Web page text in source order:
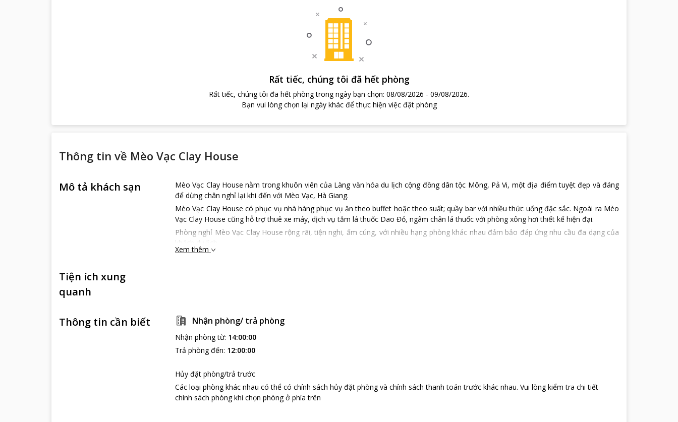
Rất tiếc, chúng tôi đã hết phòng
Rất tiếc, chúng tôi đã hết phòng trong ngày bạn chọn: 08/08/2026 - 09/08/2026.
Bạn vui lòng chọn lại ngày khác để thực hiện việc đặt phòng
Thông tin về Mèo Vạc Clay House
Mô tả khách sạn
Mèo Vạc Clay House nằm trong khuôn viên của Làng văn hóa du lịch cộng đồng dân tộc Mông, Pả Vi, một địa điểm tuyệt đẹp và đáng
để dừng chân nghỉ lại khi đến với Mèo Vạc, Hà Giang.
Mèo Vạc Clay House có phục vụ nhà hàng phục vụ ăn theo buffet hoặc theo suất; quầy bar với nhiều thức uống đặc sắc. Ngoài ra Mèo
Vạc Clay House cũng hỗ trợ thuê xe máy, dịch vụ tắm lá thuốc Dao Đỏ, ngâm chân lá thuốc với phòng xông hơi thiết kế hiện đại.
Phòng nghỉ Mèo Vạc Clay House rộng rãi, tiện nghi, ấm cúng, với nhiều hạng phòng khác nhau đảm bảo đáp ứng nhu cầu đa dạng của
khách du lịch.
Xem thêm
Tiện ích xung
quanh
Thông tin cần biết Nhận phòng/ trả phòng
Nhận phòng từ: 14:00:00
Trả phòng đến: 12:00:00
Hủy đặt phòng/trả trước
Các loại phòng khác nhau có thể có chính sách hủy đặt phòng và chính sách thanh toán trước khác nhau. Vui lòng kiểm tra chi tiết
chính sách phòng khi chọn phòng ở phía trên